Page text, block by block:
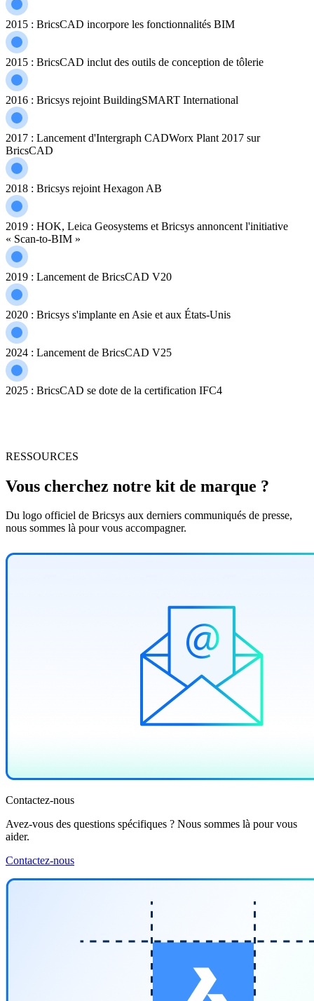
2015 : BricsCAD incorpore les fonctionnalités BIM
2015 : BricsCAD inclut des outils de conception de tôlerie
2016 : Bricsys rejoint BuildingSMART International
2017 : Lancement d'Intergraph CADWorx Plant 2017 sur
BricsCAD
2018 : Bricsys rejoint Hexagon AB
2019 : HOK, Leica Geosystems et Bricsys annoncent l'initiative
« Scan-to-BIM »
2019 : Lancement de BricsCAD V20
2020 : Bricsys s'implante en Asie et aux États-Unis
2024 : Lancement de BricsCAD V25
2025 : BricsCAD se dote de la certification IFC4
RESSOURCES
Vous cherchez notre kit de marque ?
Du logo officiel de Bricsys aux derniers communiqués de presse,
nous sommes là pour vous accompagner.
Contactez-nous
Avez-vous des questions spécifiques ? Nous sommes là pour vous
aider.
Contactez-nous